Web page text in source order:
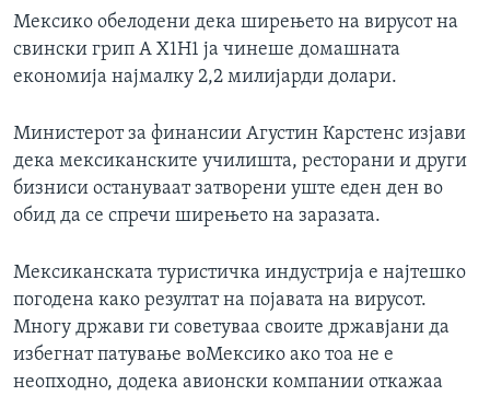
Пребарувај
НАУКА
ИЗБОРИ ВО САД 2020 - АРХИВА
Learning English
НАКУСО...
Мексико обелодени дека ширењето на вирусот на
свински грип А Х1Н1 ја чинеше домашната
економија најмалку 2,2 милијарди долари.
Министерот за финансии Агустин Карстенс изјави
дека мексиканските училишта, ресторани и други
бизниси остануваат затворени уште еден ден во
обид да се спречи ширењето на заразата.
Мексиканската туристичка индустрија е најтешко
погодена како резултат на појавата на вирусот.
Многу држави ги советуваа своите државјани да
избегнат патување воМексико ако тоа не е
неопходно, додека авионски компании откажаа